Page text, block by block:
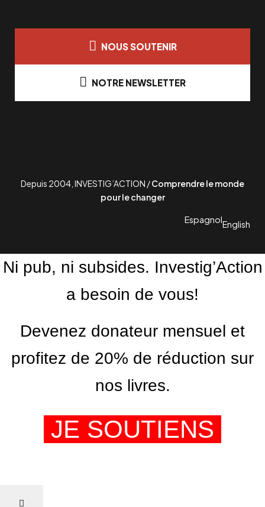
NOUS SOUTENIR
NOTRE NEWSLETTER
Depuis 2004, INVESTIG’ACTION /Comprendre le monde
pour le changer
EspagnolEnglish
Ni pub, ni subsides. Investig’Action
a besoin de vous!
Devenez donateur mensuel et
profitez de 20% de réduction sur
nos livres.
JE SOUTIENS